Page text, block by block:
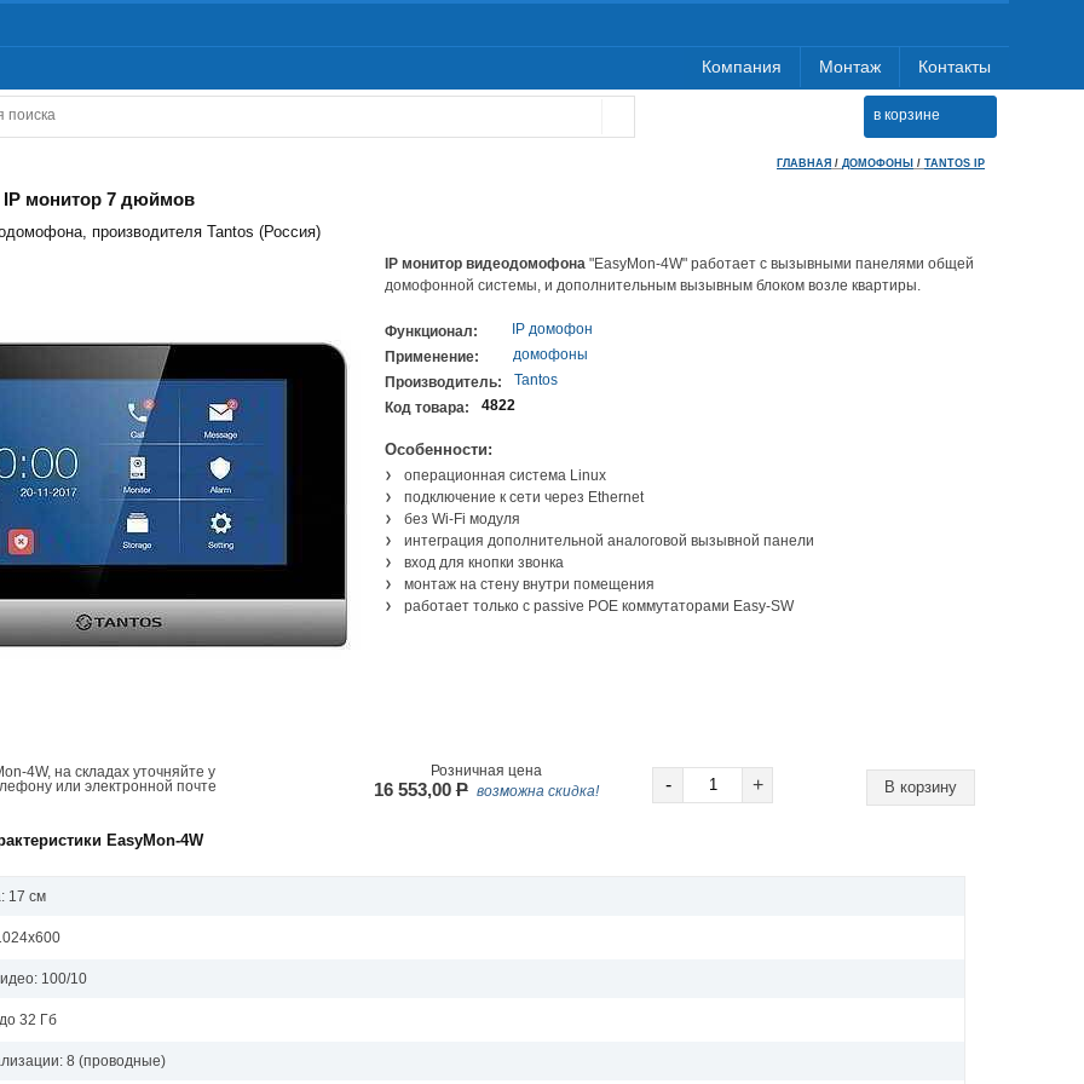
Контакты
Монтаж
Компания
в корзине
ГЛАВНАЯ / ДОМОФОНЫ / TANTOS IP
IP монитор 7 дюймов
производителя Tantos (Россия)
IP монитор видеодомофона "EasyMon-4W" работает с вызывными панелями общей
домофонной системы, и дополнительным вызывным блоком возле квартиры.
Функционал:
IP домофон
Применение:
домофоны
Производитель:
Tantos
Код товара:
4822
Особенности:
операционная система Linux
подключение к сети через Ethernet
без Wi-Fi модуля
интеграция дополнительной аналоговой вызывной панели
вход для кнопки звонка
монтаж на стену внутри помещения
работает только с passive POE коммутаторами Easy-SW
4W, на складах уточняйте у
или электронной почте
Розничная цена
16 553,00P возможна скидка! - +
EasyMon-4W
17 см
100/10
32 Гб
8 (проводные)